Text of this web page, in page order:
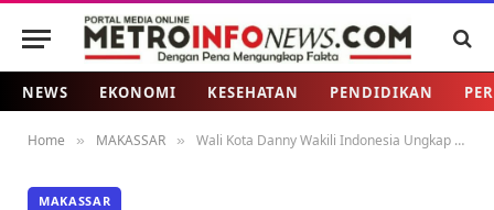
NEWS EKONOMI KESEHATAN PENDIDIKAN
Home » MAKASSAR » Wali Kota Danny Wakili Indonesia Ungkap Politik Demokrasi Makassar Melalui Program Sombere’ Smart City
MAKASSAR